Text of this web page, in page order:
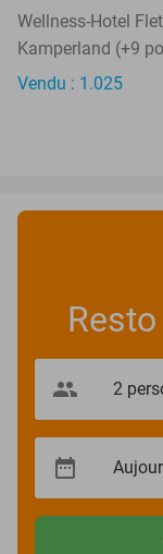
Wellness-Hotel
Kamperland (+9
Vendu : 1.025